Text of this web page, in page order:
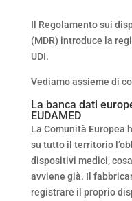
Il Regolamento sui
(MDR) introduce la
UDI.
Vediamo assieme di
La banca dati
EUDAMED
La Comunità Europea
su tutto il territorio
dispositivi medici,
avviene già. Il
registrare il proprio